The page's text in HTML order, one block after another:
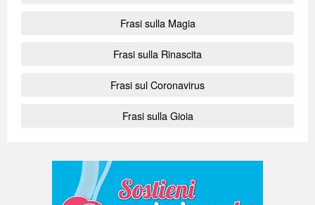
Frasi sulla Magia
Frasi sulla Rinascita
Frasi sul Coronavirus
Frasi sulla Gioia